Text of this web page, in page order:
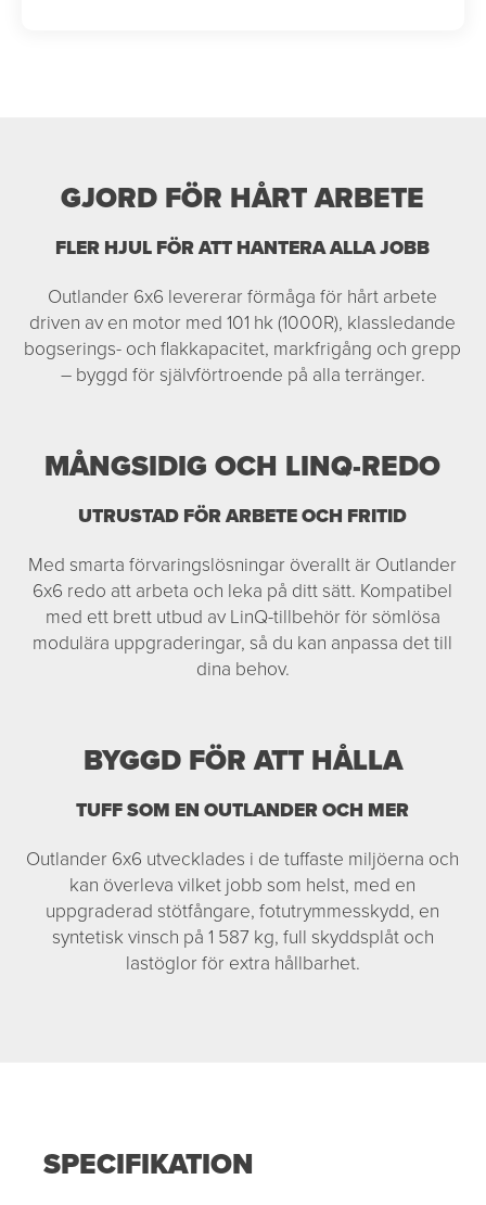
GJORD FÖR HÅRT ARBETE
FLER HJUL FÖR ATT HANTERA ALLA JOBB
Outlander 6x6 levererar förmåga för hårt arbete
driven av en motor med 101 hk (1000R), klassledande
bogserings- och flakkapacitet, markfrigång och grepp
– byggd för självförtroende på alla terränger.
MÅNGSIDIG OCH LINQ-REDO
UTRUSTAD FÖR ARBETE OCH FRITID
Med smarta förvaringslösningar överallt är Outlander
6x6 redo att arbeta och leka på ditt sätt. Kompatibel
med ett brett utbud av LinQ-tillbehör för sömlösa
modulära uppgraderingar, så du kan anpassa det till
dina behov.
BYGGD FÖR ATT HÅLLA
TUFF SOM EN OUTLANDER OCH MER
Outlander 6x6 utvecklades i de tuffaste miljöerna och
kan överleva vilket jobb som helst, med en
uppgraderad stötfångare, fotutrymmesskydd, en
syntetisk vinsch på 1 587 kg, full skyddsplåt och
lastöglor för extra hållbarhet.
SPECIFIKATION